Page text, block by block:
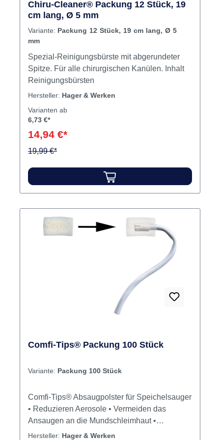
(2. Generation) z. B. für Piezotome. Inhalt
Chiru-Cleaner® Packung 12 Stück, 19
cm lang, Ø 5 mm
Variante: Packung 12 Stück, 19 cm lang, Ø 5
mm
Spezial-Reinigungsbürste mit abgerundeter
Spitze. Für alle chirurgischen Kanülen. Inhalt
Reinigungsbürsten
Hersteller: Hager & Werken
Varianten ab
6,73 €*
14,94 €*
19,99 €*
Comfi-Tips® Packung 100 Stück
Variante: Packung 100 Stück
Comfi-Tips® Absaugpolster für Speichelsauger
• Reduzieren Aerosole • Vermeiden das
Ansaugen an die Mundschleimhaut •
Verhindern Schmerzen durch kalten Luftzug
Hersteller: Hager & Werken